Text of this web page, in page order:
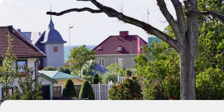
Starta studiecirkel
Cirkelledare
Nyheter